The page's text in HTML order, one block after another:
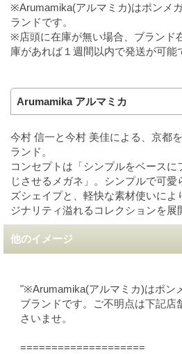
※Arumamika(アルマミカ)はポンメ
ランドです。
※店頭に在庫が無い場合、ブランド
庫があれば１週間以内で発送が可能
Arumamika アルマミカ
今村 信一と今村 美佳による、京都
ランド。
コンセプトは「シンプルをベース
じさせるメガネ」。シンプルで可
ズシェイプと、軽快な素材使いによ
ジナリティ溢れるコレクションを展
他のイメージ
"※Arumamika(アルマミカ)はポン
ブランドです。ご不明点は下記店
さいませ。
====================